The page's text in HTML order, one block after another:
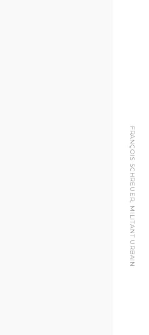
FRANÇOIS SCHREUER, MILITANT URBAIN